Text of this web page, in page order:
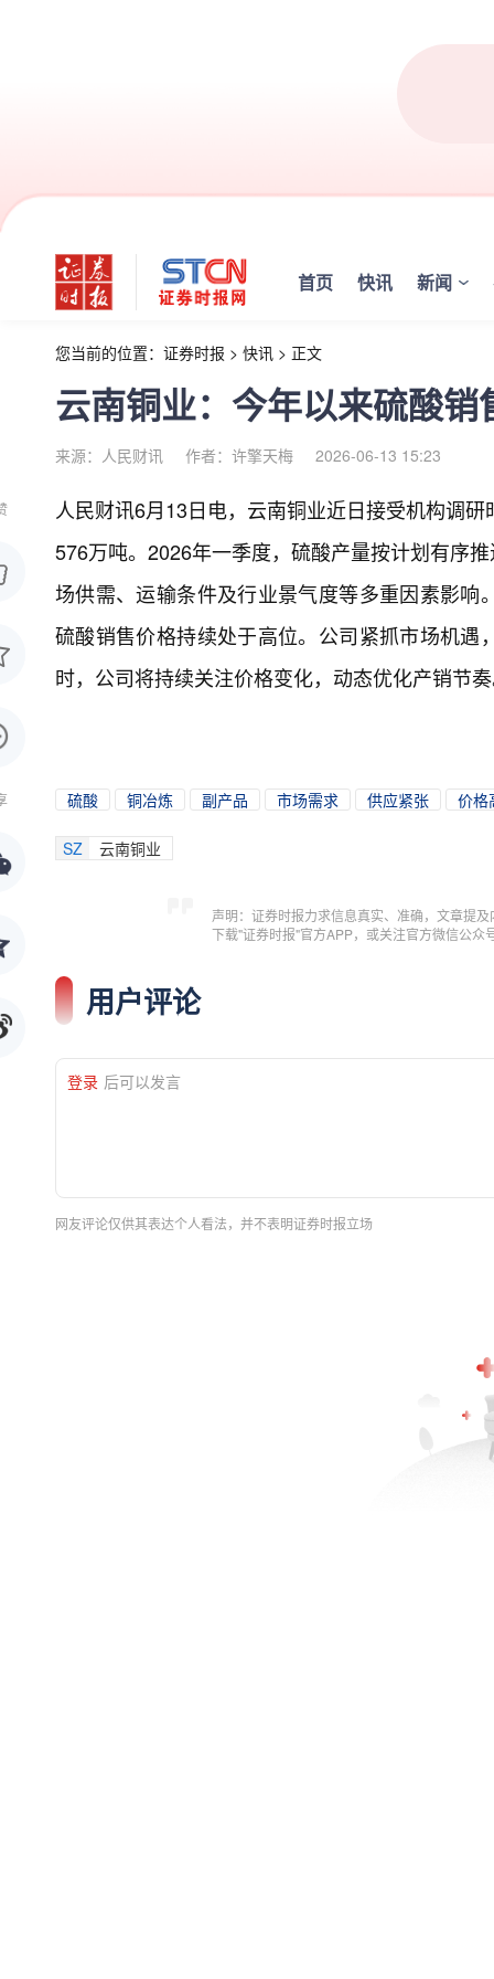
首页 快讯 新闻
您当前的位置： 证券时报 > 快讯 > 正文
云南铜业：今年以来硫酸
来源：人民财讯 作者：许擎天梅 2026-06-13 15:23
人民财讯6月13日电， 云南铜业近日接受机构调
576万吨。2026年一季度，硫酸产量按计划有序
场供需、运输条件及行业景气度等多重因素影
硫酸销售价格持续处于高位。公司紧抓市场机
时，公司将持续关注价格变化，动态优化产销节
硫酸 铜冶炼 副产品 市场需求 供应紧张 价格
SZ 云南铜业
声明：证券时报力求信息真实、准确，文章提
下载"证券时报"官方APP，或关注官方微信公
用户评论
登录 后可以发言
网友评论仅供其表达个人看法，并不表明证券时报立场